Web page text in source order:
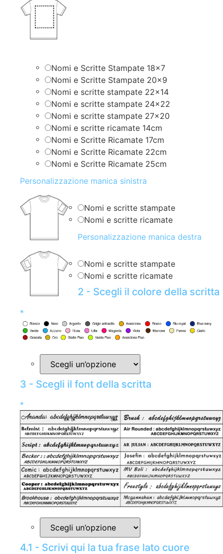
Nomi e Scritte Stampate 18×7
Nomi e Scritte Stampate 20×9
Nomi e scritte stampate 22×14
Nomi e scritte stampate 24×22
Nomi e scritte stampate 27×20
Nomi e scritte ricamate 14cm
Nomi e Scritte Ricamate 17cm
Nomi e Scritte Ricamate 22cm
Nomi e Scritte Ricamate 25cm
Personalizzazione manica sinistra
Nomi e scritte stampate
Nomi e scritte ricamate
Personalizzazione manica destra
Nomi e scritte stampate
Nomi e scritte ricamate
2 - Scegli il colore della scritta
*
3 - Scegli il font della scritta
*
4.1 - Scrivi qui la tua frase lato cuore